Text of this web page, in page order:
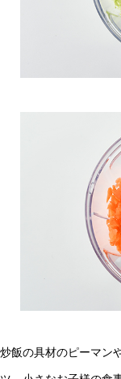
炒飯の具材のピーマン